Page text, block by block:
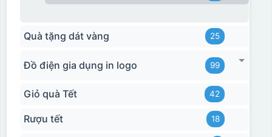
Quà tặng dát vàng 25
Đồ điện gia dụng in logo 99
Giỏ quà Tết 42
Rượu tết 18